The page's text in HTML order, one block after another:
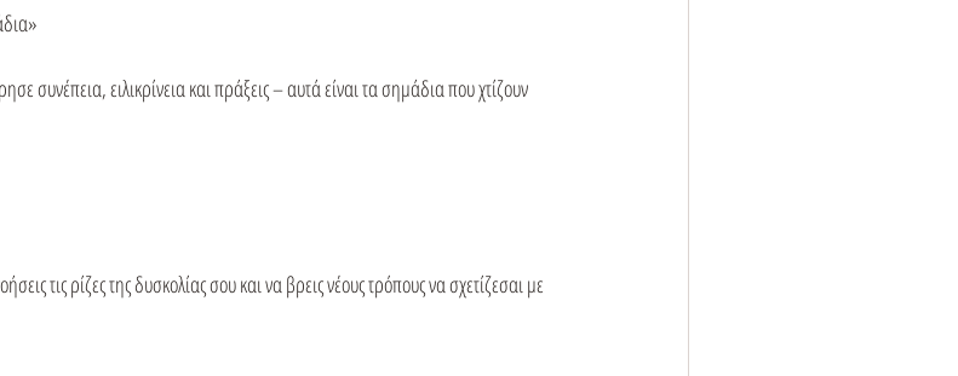
συνέπεια, ειλικρίνεια και πράξεις – αυτά είναι τα σημάδια που χτίζουν
τις ρίζες της δυσκολίας σου και να βρεις νέους τρόπους να σχετίζεσαι με